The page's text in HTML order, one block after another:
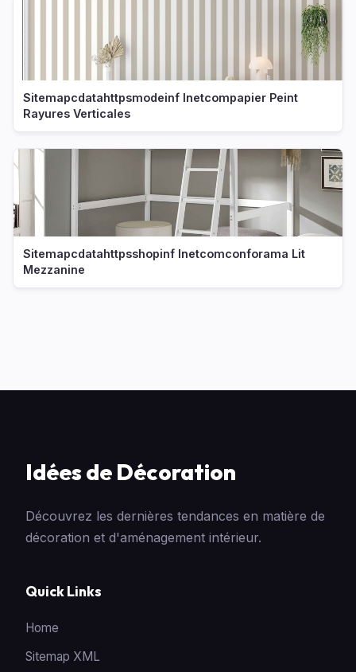
Sitemapcdatahttpsmodeinf Inetcompapier Peint
Rayures Verticales
Sitemapcdatahttpsshopinf Inetcomconforama Lit
Mezzanine
Idées de Décoration
Découvrez les dernières tendances en matière de
décoration et d'aménagement intérieur.
Quick Links
Home
Sitemap XML